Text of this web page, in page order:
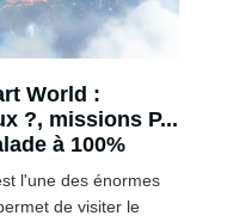
World :
?, missions P...
à 100%
l'une des énormes
de visiter le